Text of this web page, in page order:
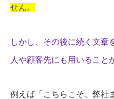
せん。
しかし、その後に続く文章
人や顧客先にも用いること
例えば「こちらこそ、弊社